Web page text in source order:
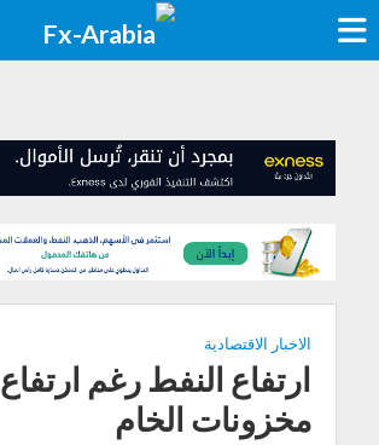
الاخبار الاقتصادية
ارتفاع النفط رغم ارتفاع
مخزونات الخام